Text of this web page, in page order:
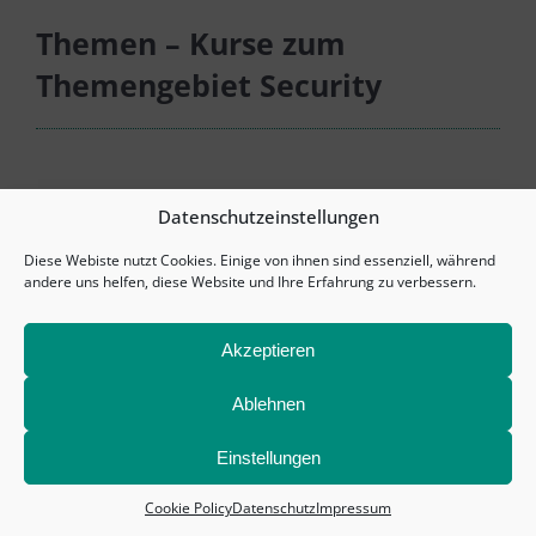
Datenschutzeinstellungen
Diese Webiste nutzt Cookies. Einige von ihnen sind essenziell, während
andere uns helfen, diese Website und Ihre Erfahrung zu verbessern.
Akzeptieren
Ablehnen
Einstellungen
Cookie PolicyDatenschutzImpressum
Themen – Kurse zum
Themengebiet Security
© Copyright 1993 –2026 eXplico Software GmbH |
Impressum|Datenschutz|AGB|